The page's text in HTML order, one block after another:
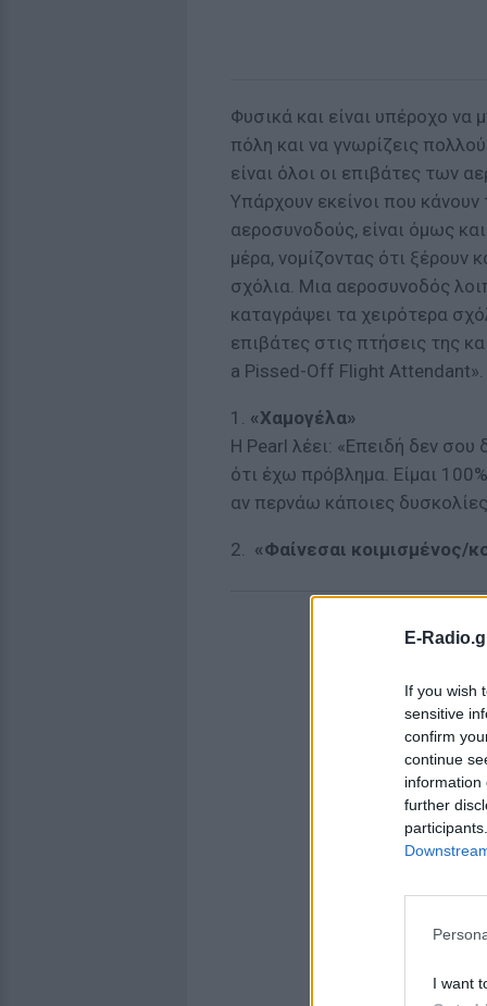
E-
If you wish
sensitive
confirm
continue
information
further
I want
Φυσικά και είναι υπέροχο να
πόλη και να γνωρίζεις
είναι όλοι οι επιβάτες των
Υπάρχουν εκείνοι που
αεροσυνοδούς, είναι όμως
μέρα, νομίζοντας ότι ξέρουν
σχόλια. Μια αεροσυνοδός
καταγράψει τα χειρότερα
επιβάτες στις πτήσεις της
a Pissed-Off Flight Attendant».
1. «Χαμογέλα»
Η Pearl λέει: «Επειδή δεν σου
ότι έχω πρόβλημα. Είμαι
αν περνάω κάποιες
2. «Φαίνεσαι κοιμισμένος/